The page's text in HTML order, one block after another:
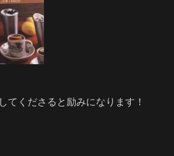
てくださると励みになります！